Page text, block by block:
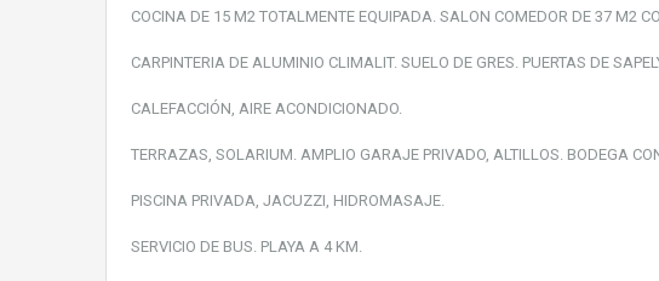
COCINA DE 15 M2 TOTALMENTE EQUIPADA. SALON COMEDOR DE 37 M2
CARPINTERIA DE ALUMINIO CLIMALIT. SUELO DE GRES. PUERTAS DE
CALEFACCIÓN, AIRE ACONDICIONADO.
TERRAZAS, SOLARIUM. AMPLIO GARAJE PRIVADO, ALTILLOS. BODEGA
PISCINA PRIVADA, JACUZZI, HIDROMASAJE.
SERVICIO DE BUS. PLAYA A 4 KM.